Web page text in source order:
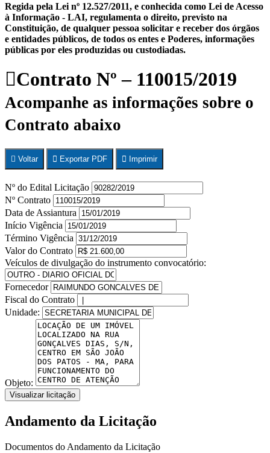
Regida pela Lei nº 12.527/2011, e conhecida como Lei de Acesso
à Informação - LAI, regulamenta o direito, previsto na
Constituição, de qualquer pessoa solicitar e receber dos órgãos
e entidades públicos, de todos os entes e Poderes, informações
públicas por eles produzidas ou custodiadas.
Contrato Nº – 110015/2019
Acompanhe as informações sobre o
Contrato abaixo
Voltar Exportar PDF Imprimir
Nº do Edital Licitação
Nº Contrato
Data de Assiantura
Início Vigência
Término Vigência
Valor do Contrato
Veículos de divulgação do instrumento convocatório:
Fornecedor
Fiscal do Contrato
Unidade:
Objeto:
Visualizar licitação
Andamento da Licitação
Documentos do Andamento da Licitação